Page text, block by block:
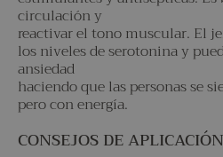
circulación y
reactivar el tono muscular. El
los niveles de serotonina y
ansiedad
haciendo que las personas se
pero con energía.
CONSEJOS DE APLICACIÓN